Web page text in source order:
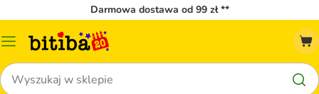
Darmowa dostawa od 99 zł **
Menu
Szukaj